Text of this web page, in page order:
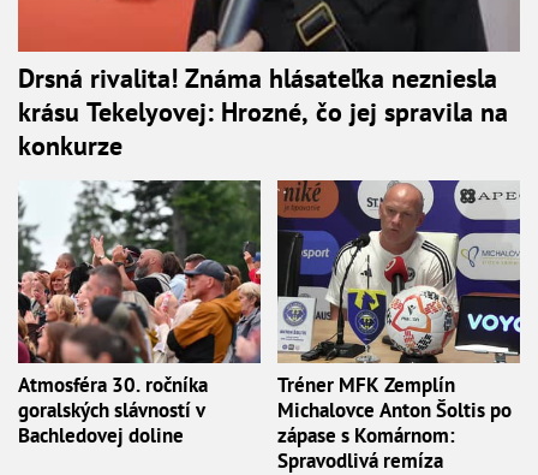
Drsná rivalita! Známa hlásateľka nezniesla
krásu Tekelyovej: Hrozné, čo jej spravila na
konkurze
Atmosféra 30. ročníka
goralských slávností v
Bachledovej doline
Tréner MFK Zemplín
Michalovce Anton Šoltis po
zápase s Komárnom:
Spravodlivá remíza